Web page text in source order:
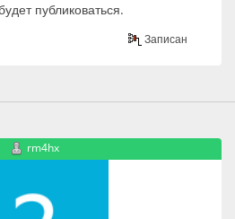
публиковаться.
Записан
rm4hx